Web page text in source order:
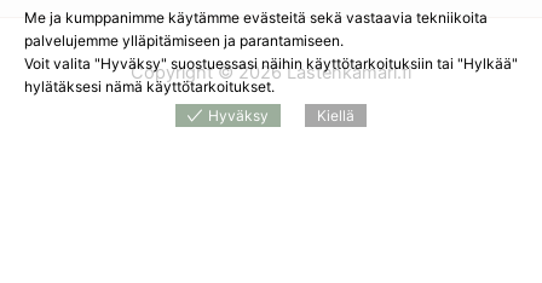
Copyright © 2026 Lastenkamari.fi
Me ja kumppanimme käytämme evästeitä sekä vastaavia tekniikoita
palvelujemme ylläpitämiseen ja parantamiseen.
Voit valita "Hyväksy" suostuessasi näihin käyttötarkoituksiin tai "Hylkää"
hylätäksesi nämä käyttötarkoitukset.
Hyväksy
Kiellä